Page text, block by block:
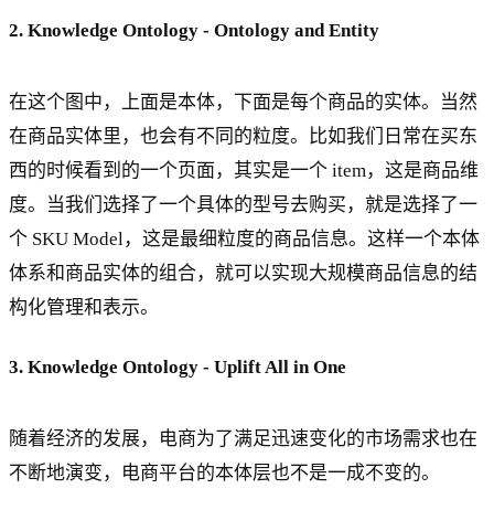
2. Knowledge Ontology - Ontology and Entity
在这个图中，上面是本体，下面是每个商品的实体。当然
在商品实体里，也会有不同的粒度。比如我们日常在买东
西的时候看到的一个页面，其实是一个 item，这是商品维
度。当我们选择了一个具体的型号去购买，就是选择了一
个 SKU Model，这是最细粒度的商品信息。这样一个本体
体系和商品实体的组合，就可以实现大规模商品信息的结
构化管理和表示。
3. Knowledge Ontology - Uplift All in One
随着经济的发展，电商为了满足迅速变化的市场需求也在
不断地演变，电商平台的本体层也不是一成不变的。